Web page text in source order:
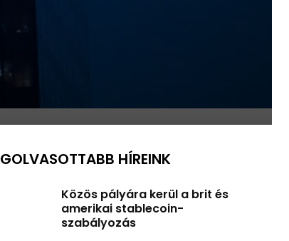
HÍREINK
Közös pályára kerül a brit és
amerikai stablecoin-
szabályozás